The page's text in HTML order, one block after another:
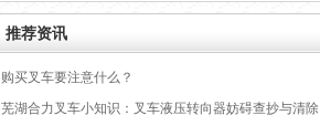
推荐资讯
购买叉车要注意什么？
芜湖合力叉车小知识：叉车液压转向器妨碍查抄与清除